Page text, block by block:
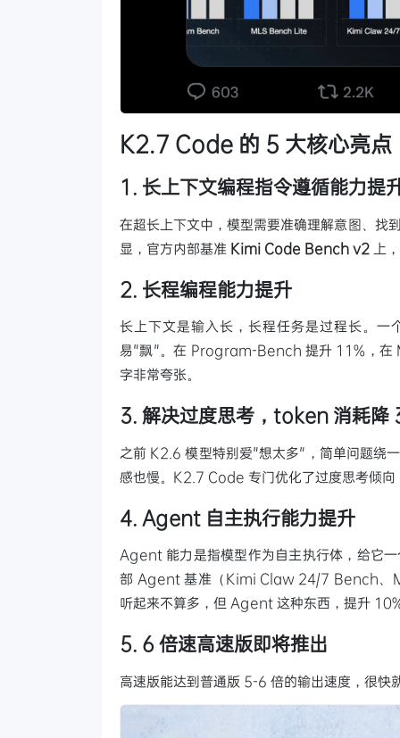
K2.7 Code 的 5 大核心亮点
1. 长上下文编程指令遵循能力提
在超长上下文中，模型需要准确理解意图、
显，官方内部基准 Kimi Code Bench v2 上
2. 长程编程能力提升
长上下文是输入长，长程任务是过程长。
易"飘"。在 Program-Bench 提升 11%，
字非常夸张。
3. 解决过度思考，token 消耗降
之前 K2.6 模型特别爱"想太多"，简单问题绕
感也慢。K2.7 Code 专门优化了过度思考倾
4. Agent 自主执行能力提升
Agent 能力是指模型作为自主执行体，给它
部 Agent 基准（Kimi Claw 24/7 Bench
听起来不算多，但 Agent 这种东西，提升
5. 6 倍速高速版即将推出
高速版能达到普通版 5-6 倍的输出速度，很快